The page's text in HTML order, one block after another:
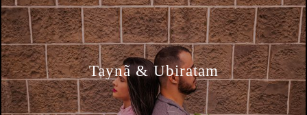
Taynã & Ubiratam